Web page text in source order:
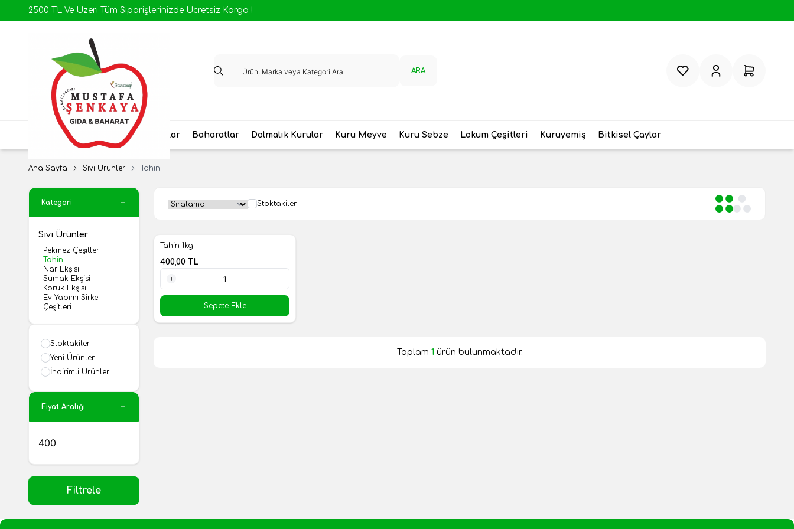
2500 TL Ve Üzeri Tüm Siparişlerinizde Ücretsiz Kargo !
ARA FavorilerimHesabım Sepetim
Antep Yöresel Ev Yapımı Salçalar Baharatlar Dolmalık Kurular Kuru Meyve Kuru Sebze Lokum Çeşitleri Kuruyemiş Bitkisel Çaylar
Ana Sayfa Sıvı Ürünler Tahin
Kategori
Sıvı Ürünler
Pekmez Çeşitleri
Tahin
Nar Ekşisi
Sumak Ekşisi
Koruk Ekşisi
Ev Yapımı Sirke
Çeşitleri
Stoktakiler
Yeni Ürünler
İndirimli Ürünler
Fiyat Aralığı
Filtrele
Stoktakiler
Tahin 1kg
400,00 TL
1 Adet
Sepete Ekle
Toplam 1 ürün bulunmaktadır.